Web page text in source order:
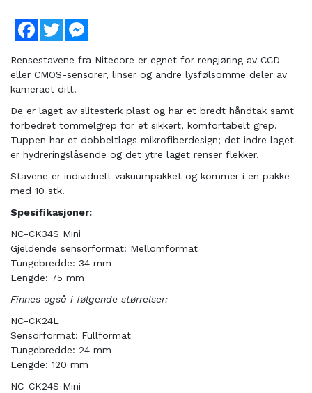
Facebook
Twitter
Rensestavene fra Nitecore er egnet for rengjøring av CCD-
eller CMOS-sensorer, linser og andre lysfølsomme deler av
kameraet ditt.
De er laget av slitesterk plast og har et bredt håndtak samt
forbedret tommelgrep for et sikkert, komfortabelt grep.
Tuppen har et dobbeltlags mikrofiberdesign; det indre laget
er hydreringslåsende og det ytre laget renser flekker.
Stavene er individuelt vakuumpakket og kommer i en pakke
med 10 stk.
Spesifikasjoner:
NC-CK34S Mini
Gjeldende sensorformat: Mellomformat
Tungebredde: 34 mm
Lengde: 75 mm
Finnes også i følgende størrelser:
NC-CK24L
Sensorformat: Fullformat
Tungebredde: 24 mm
Lengde: 120 mm
NC-CK24S Mini